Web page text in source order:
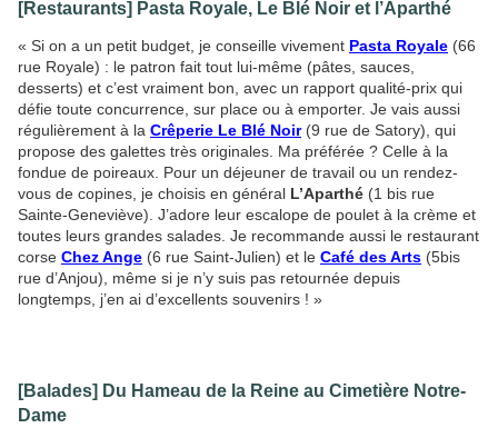
[Restaurants] Pasta Royale, Le Blé Noir et l’Aparthé
« Si on a un petit budget, je conseille vivement Pasta Royale (66
rue Royale) : le patron fait tout lui-même (pâtes, sauces,
desserts) et c’est vraiment bon, avec un rapport qualité-prix qui
défie toute concurrence, sur place ou à emporter. Je vais aussi
régulièrement à la Crêperie Le Blé Noir(9 rue de Satory), qui
propose des galettes très originales. Ma préférée ? Celle à la
fondue de poireaux. Pour un déjeuner de travail ou un rendez-
vous de copines, je choisis en général L’Aparthé (1 bis rue
Sainte-Geneviève). J’adore leur escalope de poulet à la crème et
toutes leurs grandes salades. Je recommande aussi le restaurant
corse Chez Ange (6 rue Saint-Julien) et le Café des Arts (5bis
rue d’Anjou), même si je n’y suis pas retournée depuis
longtemps, j’en ai d’excellents souvenirs ! »
[Balades] Du Hameau de la Reine au Cimetière Notre-
Dame